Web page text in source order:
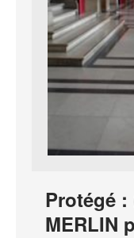
Protégé
MERLIN